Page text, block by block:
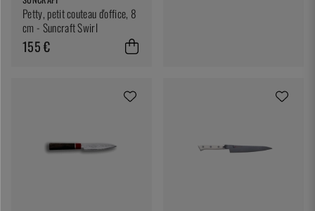
Petty, petit couteau d'office, 8
cm - Suncraft Swirl
155 €